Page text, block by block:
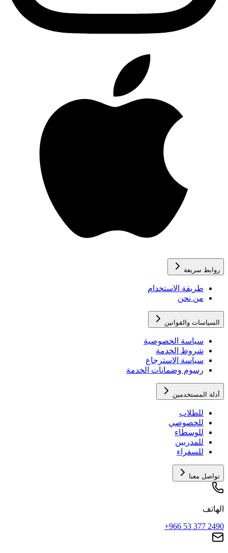
روابط سريعة
طريقة الاستخدام
من نحن
السياسات والقوانين
سياسة الخصوصية
شروط الخدمة
سياسة الاسترجاع
رسوم وضمانات الخدمة
أدلة المستخدمين
للطلاب
للخصوصي
للوسطاء
للمدربين
للسفراء
تواصل معنا
الهاتف
+966 53 377 2490